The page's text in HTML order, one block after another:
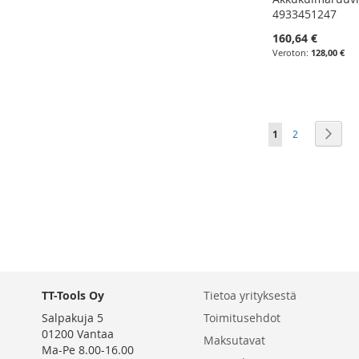
4933451247
160,64 €
128,00 €
Sivu
You're currently
1 Sivu
2
TT-Tools Oy
Salpakuja 5
01200 Vantaa
Ma-Pe 8.00-16.00
Tietoa yrityksestä
Toimitusehdot
Maksutavat